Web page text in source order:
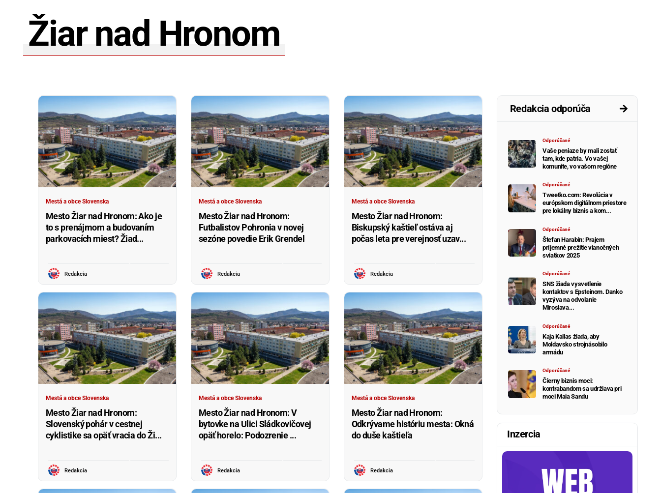
Žiar nad Hronom
Mestá a obce Slovenska
Mesto Žiar nad Hronom: Ako je
to s prenájmom a budovaním
parkovacích miest? Žiad...
Redakcia
Mestá a obce Slovenska
Mesto Žiar nad Hronom:
Futbalistov Pohronia v novej
sezóne povedie Erik Grendel
Redakcia
Mestá a obce Slovenska
Mesto Žiar nad Hronom:
Biskupský kaštieľ ostáva aj
počas leta pre verejnosť uzav...
Redakcia
Mestá a obce Slovenska
Mesto Žiar nad Hronom:
Slovenský pohár v cestnej
cyklistike sa opäť vracia do Ži...
Redakcia
Mestá a obce Slovenska
Mesto Žiar nad Hronom: V
bytovke na Ulici Sládkovičovej
opäť horelo: Podozrenie ...
Redakcia
Mestá a obce Slovenska
Mesto Žiar nad Hronom:
Odkrývame históriu mesta: Okná
do duše kaštieľa
Redakcia
Redakcia odporúča
Odporúčané
Vaše peniaze by mali zostať
tam, kde patria. Vo vašej
komunite, vo vašom regióne
Odporúčané
Tweetko.com: Revolúcia v
európskom digitálnom priestore
pre lokálny biznis a kom...
Odporúčané
Štefan Harabin: Prajem
príjemné prežitie vianočných
sviatkov 2025
Odporúčané
SNS žiada vysvetlenie
kontaktov s Epsteinom. Danko
vyzýva na odvolanie
Miroslava...
Odporúčané
Kaja Kallas žiada, aby
Moldavsko strojnásobilo
armádu
Odporúčané
Čierny biznis moci:
kontrabandom sa udržiava pri
moci Maia Sandu
Inzercia